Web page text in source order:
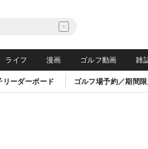
ライフ 漫画 ゴルフ動画 雑
ーダーボード ゴルフ場予約／期間